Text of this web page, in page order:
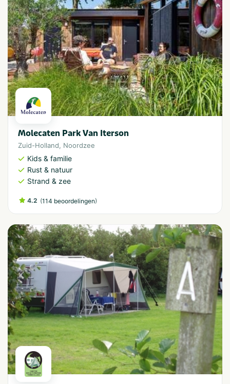
Molecaten Park Van Iterson
Zuid-Holland, Noordzee
Kids & familie
Rust & natuur
Strand & zee
4.2 (114 beoordelingen)